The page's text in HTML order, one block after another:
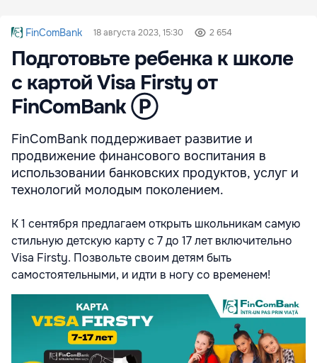
FinComBank 18 августа 2023, 15:30 2 654
Подготовьте ребенка к школе
с картой Visa Firsty от
FinComBank Ⓟ
FinComBank поддерживает развитие и
продвижение финансового воспитания в
использовании банковских продуктов, услуг и
технологий молодым поколением.
К 1 сентября предлагаем открыть школьникам самую
стильную детскую карту с 7 до 17 лет включительно
Visa Firsty. Позвольте своим детям быть
самостоятельными, и идти в ногу со временем!